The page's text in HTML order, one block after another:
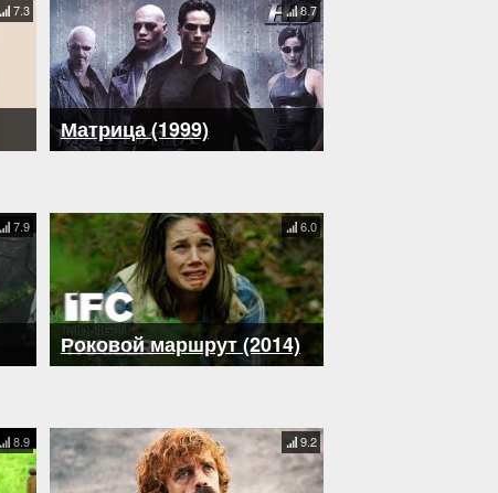
7.3
Матрица (1999)
8.7
7.9
Роковой маршрут (2014)
6.0
8.9 9.2